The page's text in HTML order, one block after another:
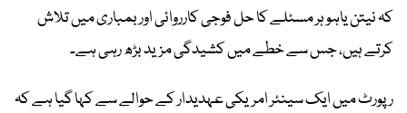
کہ نیتن یاہو ہر مسئلے کا حل فوجی کارروائی اور بمباری میں تلاش
کرتے ہیں، جس سے خطے میں کشیدگی مزید بڑھ رہی ہے۔
رپورٹ میں ایک سینئر امریکی عہدیدار کے حوالے سے کہا گیا ہے کہ